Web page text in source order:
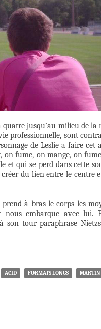
quatre jusqu’au milieu de la
professionnelle, sont
de Leslie a faire cet
on fume, on mange, on
et qui se perd dans cette
du lien entre le centre
à bras le corps les
embarque avec lui.
tour paraphrase
ACID FORMATS LONGS MARTIN